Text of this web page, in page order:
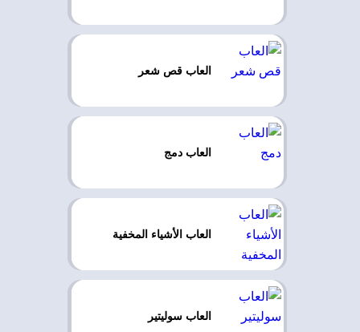
العاب قص شعر
العاب دمج
العاب الأشياء المخفية
العاب سوليتير